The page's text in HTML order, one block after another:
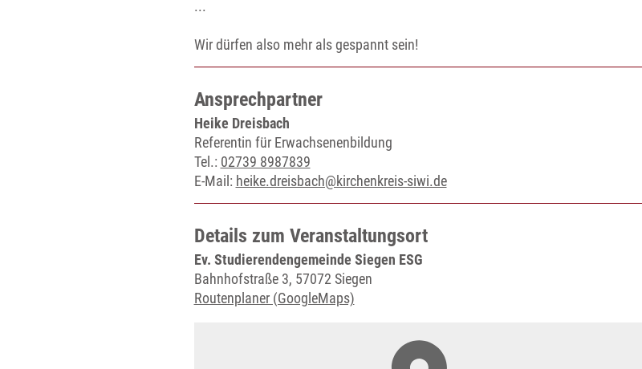
...
Wir dürfen also mehr als gespannt sein!
Ansprechpartner
Heike Dreisbach
Referentin für Erwachsenenbildung
Tel.: 02739 8987839
E-Mail: heike.dreisbach@kirchenkreis-siwi.de
Details zum Veranstaltungsort
Ev. Studierendengemeinde Siegen ESG
Bahnhofstraße 3, 57072 Siegen
Routenplaner (GoogleMaps)